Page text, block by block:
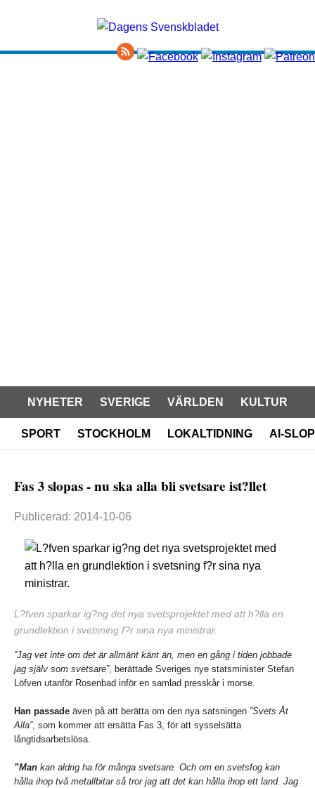
NYHETER SVERIGE VÄRLDEN KULTUR
SPORT STOCKHOLM LOKALTIDNING AI-SLOP
Fas 3 slopas - nu ska alla bli svetsare ist?llet
Publicerad: 2014-10-06
L?fven sparkar ig?ng det nya svetsprojektet med att h?lla en
grundlektion i svetsning f?r sina nya ministrar.
”Jag vet inte om det är allmänt känt än, men en gång i tiden jobbade
jag själv som svetsare”, berättade Sveriges nye statsminister Stefan
Löfven utanför Rosenbad inför en samlad presskår i morse.
Han passade även på att berätta om den nya satsningen ”Svets Åt
Alla”, som kommer att ersätta Fas 3, för att sysselsätta
långtidsarbetslösa.
”Man kan aldrig ha för många svetsare. Och om en svetsfog kan
hålla ihop två metallbitar så tror jag att det kan hålla ihop ett land. Jag